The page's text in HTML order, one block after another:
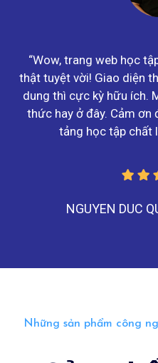
“Wow, trang web học
thật tuyệt vời! Giao diện
dung thì cực kỳ hữu ích.
thức hay ở đây. Cảm ơn
tảng học tập chất
NGUYEN DUC
Những sản phẩm công